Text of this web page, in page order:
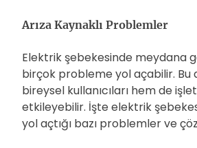
Arıza Kaynaklı Problemler
Elektrik şebekesinde meydana
birçok probleme yol açabilir. Bu
bireysel kullanıcıları hem de
etkileyebilir. İşte elektrik
yol açtığı bazı problemler ve